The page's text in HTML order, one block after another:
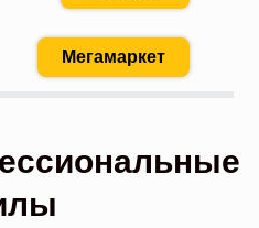
Мегамаркет